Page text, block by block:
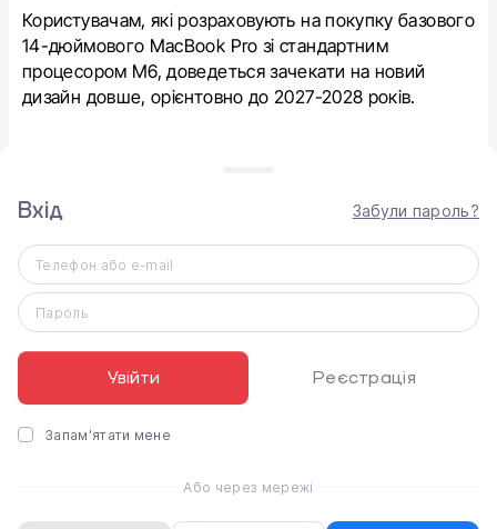
Користувачам, які розраховують на покупку базового
14-дюймового MacBook Pro зі стандартним
процесором M6, доведеться зачекати на новий
дизайн довше, орієнтовно до 2027-2028 років.
Презентація новинок очікується приблизно за
чотири місяці, традиційно у вересні-жовтні, де Apple
розкриє всі карти щодо майбутніх професійних
макбуків.
Оцініть статтю
Вхід Забули пароль?
Телефон або e-mail
Пароль
Увійти Реєстрація
Запам'ятати мене
Або через мережі